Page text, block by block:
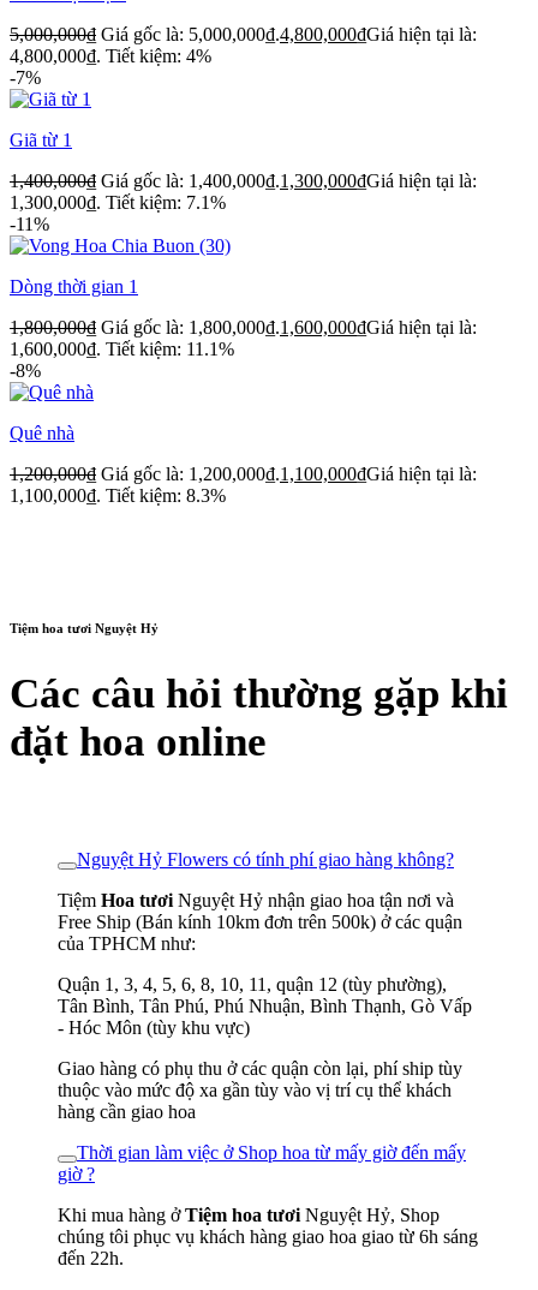
5,000,000₫ Giá gốc là: 5,000,000₫.4,800,000₫Giá hiện tại là:
4,800,000₫. Tiết kiệm: 4%
-7%
Giã từ 1
1,400,000₫ Giá gốc là: 1,400,000₫.1,300,000₫Giá hiện tại là:
1,300,000₫. Tiết kiệm: 7.1%
-11%
Dòng thời gian 1
1,800,000₫ Giá gốc là: 1,800,000₫.1,600,000₫Giá hiện tại là:
1,600,000₫. Tiết kiệm: 11.1%
-8%
Quê nhà
1,200,000₫ Giá gốc là: 1,200,000₫.1,100,000₫Giá hiện tại là:
1,100,000₫. Tiết kiệm: 8.3%
Tiệm hoa tươi Nguyệt Hỷ
Các câu hỏi thường gặp khi
đặt hoa online
Nguyệt Hỷ Flowers có tính phí giao hàng không?
Tiệm Hoa tươi Nguyệt Hỷ nhận giao hoa tận nơi và
Free Ship (Bán kính 10km đơn trên 500k) ở các quận
của TPHCM như:
Quận 1, 3, 4, 5, 6, 8, 10, 11, quận 12 (tùy phường),
Tân Bình, Tân Phú, Phú Nhuận, Bình Thạnh, Gò Vấp
- Hóc Môn (tùy khu vực)
Giao hàng có phụ thu ở các quận còn lại, phí ship tùy
thuộc vào mức độ xa gần tùy vào vị trí cụ thể khách
hàng cần giao hoa
Thời gian làm việc ở Shop hoa từ mấy giờ đến mấy
giờ ?
Khi mua hàng ởTiệm hoa tươi Nguyệt Hỷ, Shop
chúng tôi phục vụ khách hàng giao hoa giao từ 6h sáng
đến 22h.